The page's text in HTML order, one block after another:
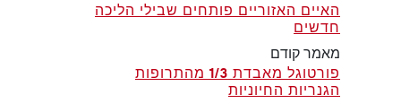
האיים האזוריים פותחים שבילי הליכה
חדשים
מאמר קודם
פורטוגל מאבדת 1/3 מהתרופות
הגנריות החיוניות